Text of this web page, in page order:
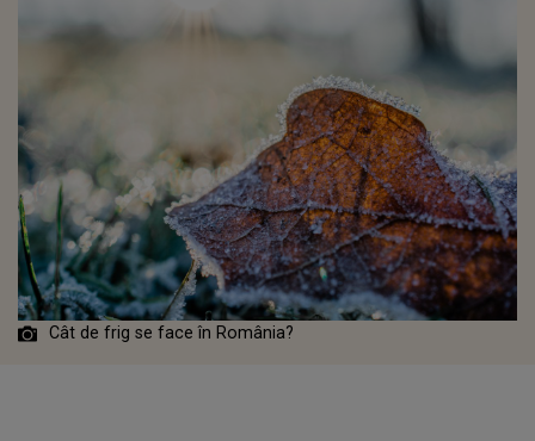
Cât de frig se face în România?